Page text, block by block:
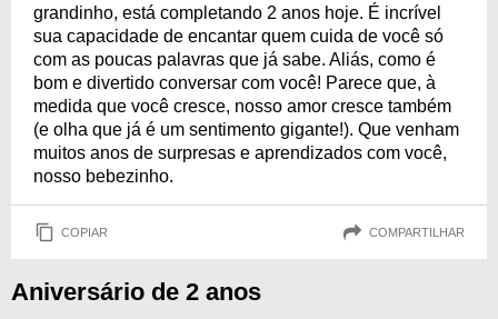
grandinho, está completando 2 anos hoje. É incrível
sua capacidade de encantar quem cuida de você só
com as poucas palavras que já sabe. Aliás, como é
bom e divertido conversar com você! Parece que, à
medida que você cresce, nosso amor cresce também
(e olha que já é um sentimento gigante!). Que venham
muitos anos de surpresas e aprendizados com você,
nosso bebezinho.
COPIAR COMPARTILHAR
Aniversário de 2 anos